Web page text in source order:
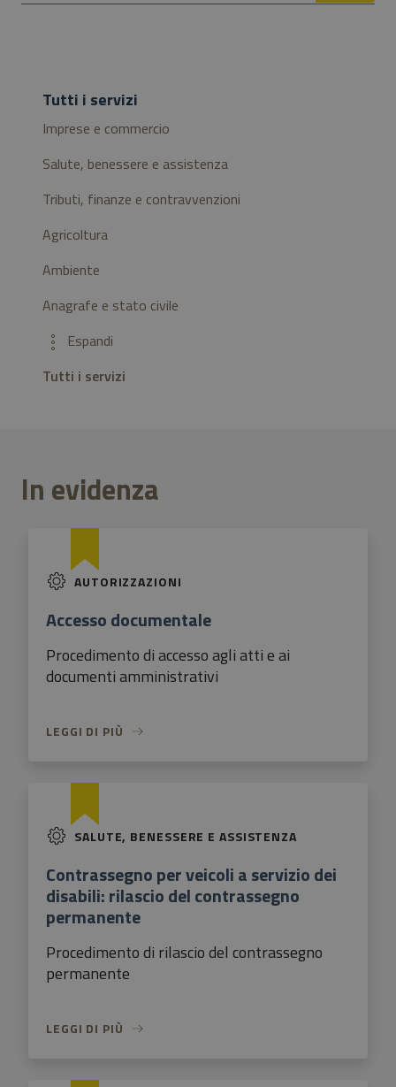
Tutti i servizi
Imprese e commercio
Salute, benessere e assistenza
Tributi, finanze e contravvenzioni
Agricoltura
Ambiente
Anagrafe e stato civile
Altri servizi
Tutti i servizi
In evidenza
AUTORIZZAZIONI
Accesso documentale
Procedimento di accesso agli atti e ai
documenti amministrativi
LEGGI DI PIÙ
SALUTE, BENESSERE E ASSISTENZA
Contrassegno per veicoli a servizio dei
disabili: rilascio del contrassegno
permanente
Procedimento di rilascio del contrassegno
permanente
LEGGI DI PIÙ